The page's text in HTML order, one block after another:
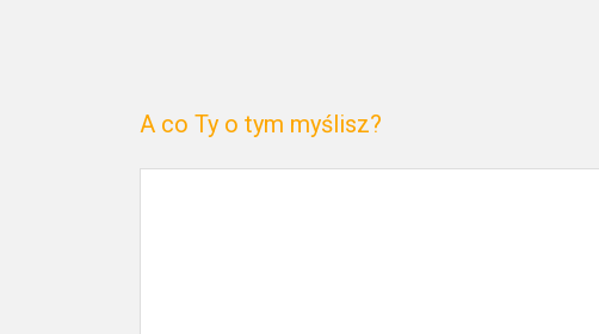
A co Ty o tym myślisz?